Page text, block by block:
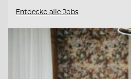
Entdecke alle Jobs